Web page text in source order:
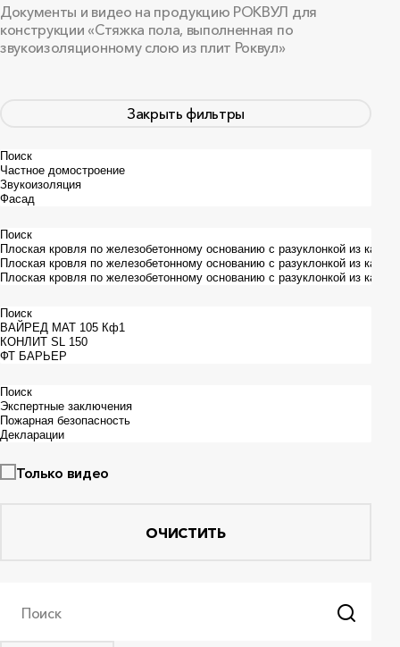
Конструкция
Стены Перегородки Пол Потолок
Документы и видео на продукцию РОКВУЛ для
конструкции «Стяжка пола, выполненная по
звукоизоляционному слою из плит Роквул»
Закрыть фильтры
Только видео
ОЧИСТИТЬ
Поиск